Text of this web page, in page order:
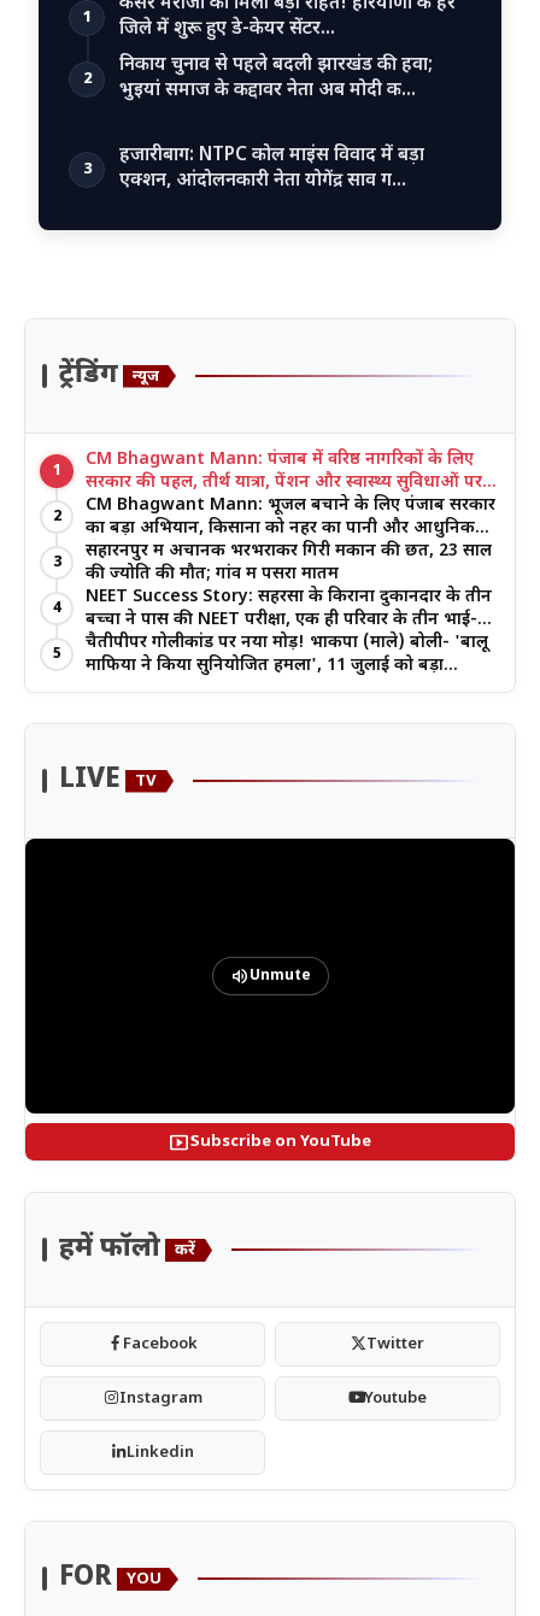
1
जिले में शुरू हुए डे-केयर सेंटर…
2
निकाय चुनाव से पहले बदली झारखंड की हवा;
भुइयां समाज के कद्दावर नेता अब मोदी क…
3
हजारीबाग: NTPC कोल माइंस विवाद में बड़ा
एक्शन, आंदोलनकारी नेता योगेंद्र साव ग…
ट्रेंडिंग न्यूज
1
CM Bhagwant Mann: पंजाब में वरिष्ठ नागरिकों के लिए
सरकार की पहल, तीर्थ यात्रा, पेंशन और स्वास्थ्य सुविधाओं पर
जोर
2
CM Bhagwant Mann: भूजल बचाने के लिए पंजाब सरकार
का बड़ा अभियान, किसानों को नहर का पानी और आधुनिक
खेती का मिल रहा लाभ
3
सहारनपुर में अचानक भरभराकर गिरी मकान की छत, 23 साल
की ज्योति की मौत; गांव में पसरा मातम
4
NEET Success Story: सहरसा के किराना दुकानदार के तीन
बच्चों ने पास की NEET परीक्षा, एक ही परिवार के तीन भाई-
बहनों ने रचा इतिहास
5
चैतीपीपर गोलीकांड पर नया मोड़! भाकपा (माले) बोली- 'बालू
माफिया ने किया सुनियोजित हमला', 11 जुलाई को बड़ा
आंदोलन
LIVE TV
volume_upUnmute
smart_displaySubscribe on YouTube
हमें फॉलो करें
Facebook Twitter
Instagram Youtube
Linkedin
FOR YOU